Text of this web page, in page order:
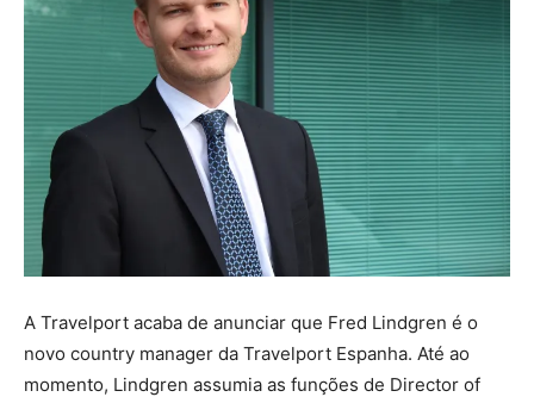
A Travelport acaba de anunciar que Fred Lindgren é o
novo country manager da Travelport Espanha. Até ao
momento, Lindgren assumia as funções de Director of